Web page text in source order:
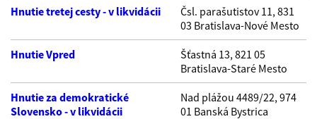
Hnutie tretej cesty - v likvidácii
Čsl. parašutistov 11, 831
03 Bratislava-Nové Mesto
Hnutie Vpred
Šťastná 13, 821 05
Bratislava-Staré Mesto
Hnutie za demokratické
Slovensko - v likvidácii
Nad plážou 4489/22, 974
01 Banská Bystrica